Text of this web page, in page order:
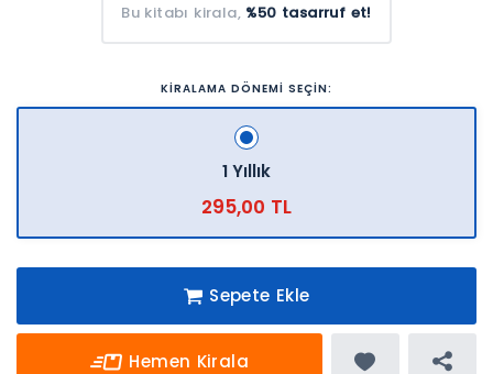
Bu kitabı kirala, %50 tasarruf et!
KİRALAMA DÖNEMİ SEÇİN:
1 Yıllık
295,00 TL
Sepete Ekle
Hemen Kirala